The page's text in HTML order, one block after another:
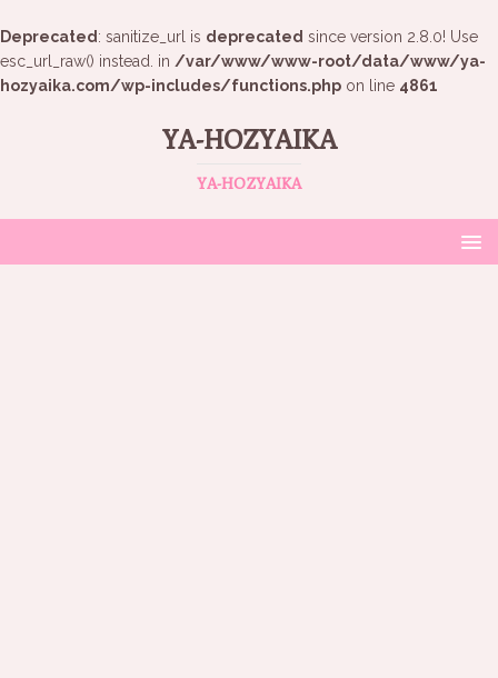
Deprecated : sanitize_url is deprecated since version 2.8.0! Use
esc_url_raw() instead. in /var/www/www-root/data/www/ya-
hozyaika.com/wp-includes/functions.php on line 4861
YA-HOZYAIKA
YA-HOZYAIKA